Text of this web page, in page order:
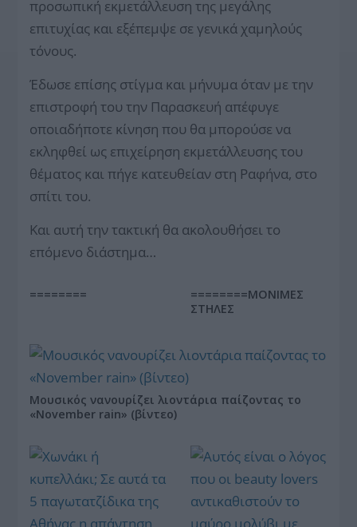
προσωπική εκμετάλλευση της μεγάλης
επιτυχίας και εξέπεμψε σε γενικά χαμηλούς
τόνους.
Έδωσε επίσης στίγμα και μήνυμα όταν με την
επιστροφή του την Παρασκευή απέφυγε
οποιαδήποτε κίνηση που θα μπορούσε να
εκληφθεί ως επιχείρηση εκμετάλλευσης του
θέματος και πήγε κατευθείαν στη Ραφήνα, στο
σπίτι του.
Και αυτή την τακτική θα ακολουθήσει το
επόμενο διάστημα…
========
========ΜΟΝΙΜΕΣ
ΣΤΗΛΕΣ
Μουσικός νανουρίζει λιοντάρια παίζοντας το
«November rain» (βίντεο)